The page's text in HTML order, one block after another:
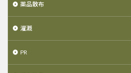
薬品散布
灌漑
PR